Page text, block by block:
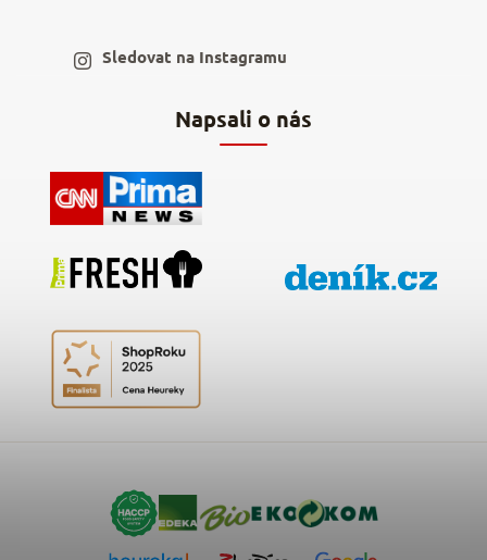
Napsali o nás
Sledovat na Instagramu
Hodnocení obchodu